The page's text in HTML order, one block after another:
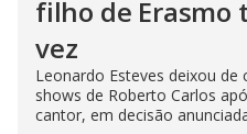
filho de Erasmo
vez
Leonardo Esteves deixou
shows de Roberto Carlos
cantor, em decisão